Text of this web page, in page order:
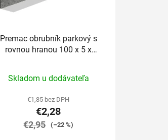
Premac obrubník parkový s
rovnou hranou 100 x 5 x
Skladom u dodávateľa
€1,85 bez DPH
€2,28
€2,95 (–22 %)